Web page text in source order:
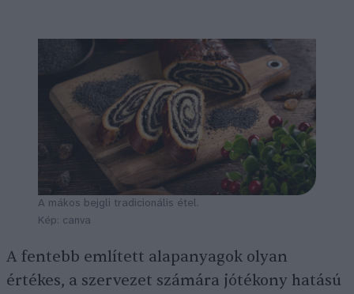
A mákos bejgli tradicionális étel.
Kép: canva
A fentebb említett alapanyagok olyan
értékes, a szervezet számára jótékony hatású